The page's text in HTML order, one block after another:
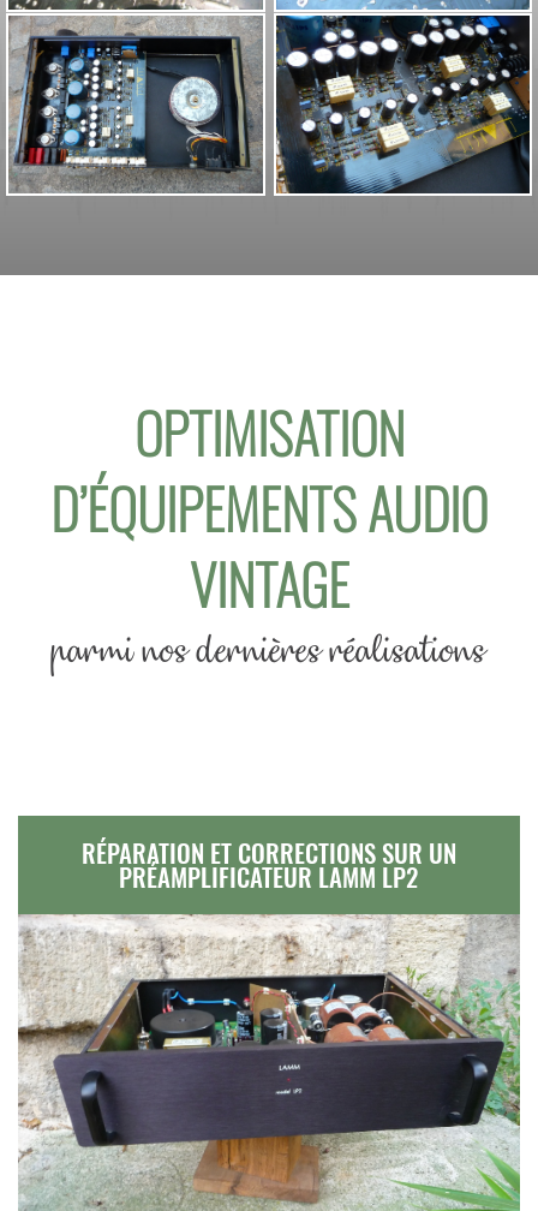
OPTIMISATION
D’ÉQUIPEMENTS AUDIO
VINTAGE
parmi nos dernières réalisations
RÉPARATION ET CORRECTIONS SUR UN
PRÉAMPLIFICATEUR LAMM LP2